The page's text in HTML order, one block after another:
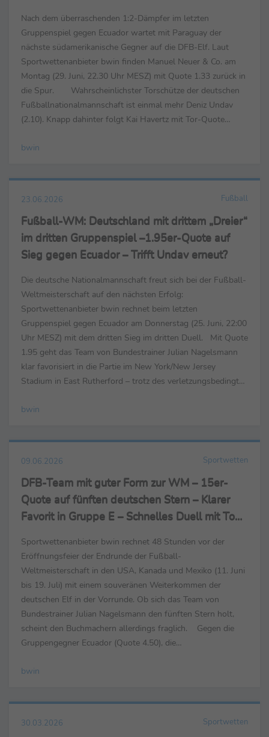
Nach dem überraschenden 1:2-Dämpfer im letzten
Gruppenspiel gegen Ecuador wartet mit Paraguay der
nächste südamerikanische Gegner auf die DFB-Elf. Laut
Sportwettenanbieter bwin finden Manuel Neuer & Co. am
Montag (29. Juni, 22.30 Uhr MESZ) mit Quote 1.33 zurück in
die Spur. Wahrscheinlichster Torschütze der deutschen
Fußballnationalmannschaft ist einmal mehr Deniz Undav
(2.10). Knapp dahinter folgt Kai Havertz mit Tor-Quote
bwin
23.06.2026 Fußball
Fußball-WM: Deutschland mit drittem „Dreier“
im dritten Gruppenspiel –1.95er-Quote auf
Sieg gegen Ecuador – Trifft Undav erneut?
Die deutsche Nationalmannschaft freut sich bei der Fußball-
Weltmeisterschaft auf den nächsten Erfolg:
Sportwettenanbieter bwin rechnet beim letzten
Gruppenspiel gegen Ecuador am Donnerstag (25. Juni, 22:00
Uhr MESZ) mit dem dritten Sieg im dritten Duell. Mit Quote
1.95 geht das Team von Bundestrainer Julian Nagelsmann
klar favorisiert in die Partie im New York/New Jersey
Stadium in East Rutherford – trotz des verletzungsbedingten
bwin
09.06.2026 Sportwetten
DFB-Team mit guter Form zur WM – 15er-
Quote auf fünften deutschen Stern – Klarer
Favorit in Gruppe E – Schnelles Duell mit Top-
Sportwettenanbieter bwin rechnet 48 Stunden vor der
Eröffnungsfeier der Endrunde der Fußball-
Weltmeisterschaft in den USA, Kanada und Mexiko (11. Juni
bis 19. Juli) mit einem souveränen Weiterkommen der
deutschen Elf in der Vorrunde. Ob sich das Team von
Bundestrainer Julian Nagelsmann den fünften Stern holt,
scheint den Buchmachern allerdings fraglich. Gegen die
Gruppengegner Ecuador (Quote 4.50), die
Curaçao (201.00) hat bwin...
bwin
30.03.2026 Sportwetten